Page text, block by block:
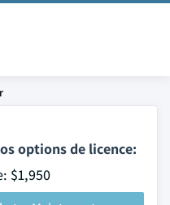
options de licence:
$1,950